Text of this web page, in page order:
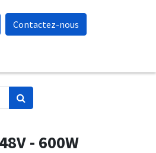
Contactez-nous
- 600W